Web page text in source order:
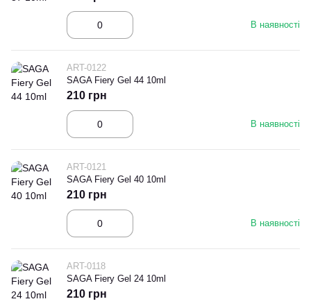
В наявності
ART-0122
SAGA Fiery Gel 44 10ml
В наявності
210 грн
ART-0121
SAGA Fiery Gel 40 10ml
В наявності
210 грн
ART-0118
SAGA Fiery Gel 24 10ml
210 грн